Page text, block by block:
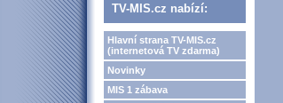
TV-MIS.cz nabízí:
Hlavní strana TV-MIS.cz
(internetová TV zdarma)
Novinky
MIS 1 zábava